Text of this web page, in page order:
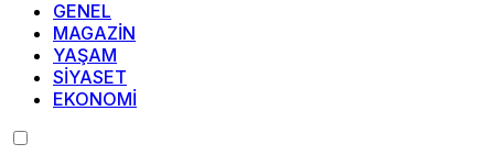
GENEL
MAGAZİN
YAŞAM
SİYASET
EKONOMİ